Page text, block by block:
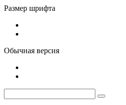
Размер шрифта
Обычная версия